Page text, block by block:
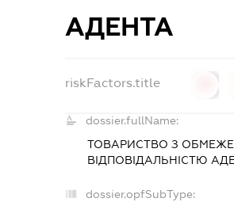
АДЕНТА
riskFactors.title
dossier.fullName:
ТОВАРИСТВО З
ВІДПОВІДАЛЬНІСТЮ
dossier.opfSubType: